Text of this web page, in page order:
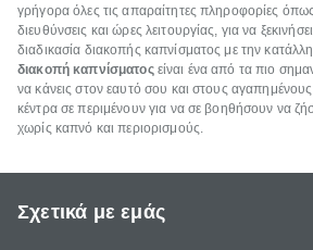
γρήγορα όλες τις απαραίτητες πληροφορίες
διευθύνσεις και ώρες λειτουργίας, για να
διαδικασία διακοπής καπνίσματος με την
διακοπή καπνίσματοςείναι ένα από τα πιο
να κάνεις στον εαυτό σου και στους
κέντρα σε περιμένουν για να σε βοηθήσουν να
χωρίς καπνό και περιορισμούς.
Σχετικά με εμάς